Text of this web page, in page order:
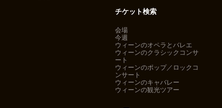
チケット検索
会場
今週
ウィーンのオペラとバレエ
ウィーンのクラシックコンサ
ート
ウィーンのポップ／ロックコ
ンサート
ウィーンのキャバレー
ウィーンの観光ツアー